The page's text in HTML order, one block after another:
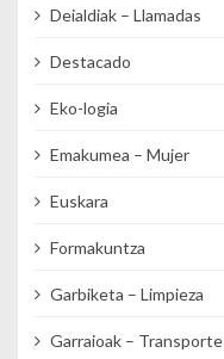
Deialdiak – Llamadas
Destacado
Eko-logia
Emakumea – Mujer
Euskara
Formakuntza
Garbiketa – Limpieza
Garraioak – Transporte